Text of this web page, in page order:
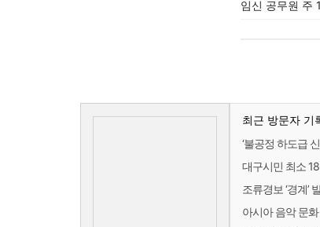
임신 공무원 주
최근 방문자 기
‘불공정 하도급
대구시민 최소
조류경보 ‘경계’
아시아 음악 문